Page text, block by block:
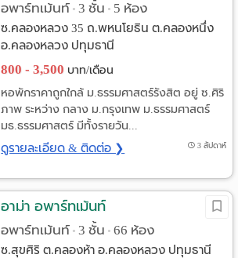
อพาร์ทเม้นท์ • 3 ชั้น • 5 ห้อง
ซ.คลองหลวง 35 ถ.พหนโยธิน ต.คลองหนึ่ง
อ.คลองหลวง ปทุมธานี
800 - 3,500 บาท/เดือน
หอพักราคาถูกใกล้ ม.ธรรมศาสตร์รังสิต อยู่ ซ.ศิริ
ภาพ ระหว่าง กลาง ม.กรุงเทพ ม.ธรรมศาสตร์
มธ.ธรรมศาสตร์ มีทั้งรายวัน...
ดูรายละเอียด & ติดต่อ ❯ 3 สัปดาห์
อาม่า อพาร์ทเม้นท์
อพาร์ทเม้นท์ • 3 ชั้น • 66 ห้อง
ซ.สุขศิริ ต.คลองห้า อ.คลองหลวง ปทุมธานี